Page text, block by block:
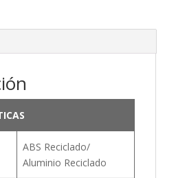
ABS Reciclado/
Aluminio Reciclado